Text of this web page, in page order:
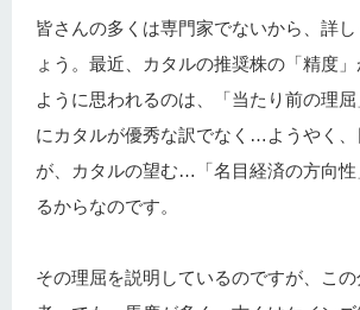
皆さんの多くは専門家でないから、詳
ょう。最近、カタルの推奨株の「精度
ように思われるのは、「当たり前の理屈
にカタルが優秀な訳でなく…ようやく
が、カタルの望む…「名目経済の方向性
るからなのです。
その理屈を説明しているのですが、こ